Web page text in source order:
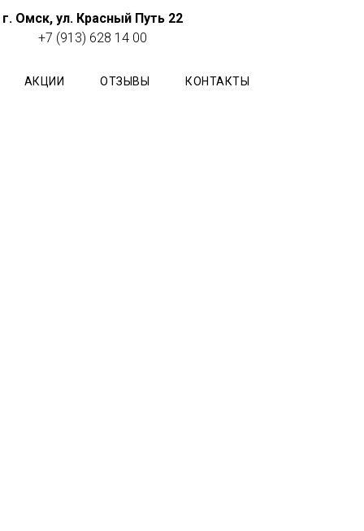
г. Омск, ул. Красный Путь 22
+7 (913) 628 14 00
АКЦИИ ОТЗЫВЫ КОНТАКТЫ